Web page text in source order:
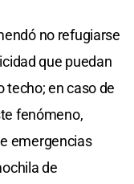
no refugiarse
que puedan
techo; en caso de
fenómeno,
emergencias
de